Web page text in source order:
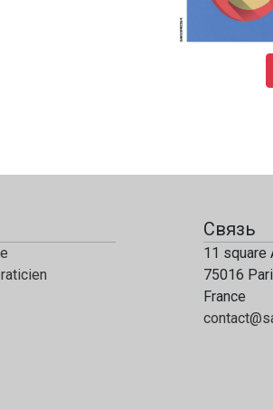
Связь
11 square
75016
France